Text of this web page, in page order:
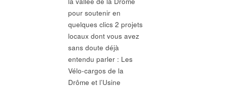
pour soutenir en
quelques clics 2 projets
locaux dont vous avez
sans doute déjà
entendu parler : Les
Vélo-cargos de la
Drôme et l’Usine